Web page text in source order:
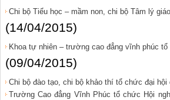
Chi bộ Tiểu học – mầm non, chi bộ Tâm lý
(14/04/2015)
Khoa tự nhiên – trường cao đẳng vĩnh phúc
(09/04/2015)
Chi bộ đào tạo, chi bộ khảo thí tổ chức đại
Trường Cao đẳng Vĩnh Phúc tổ chức Hội